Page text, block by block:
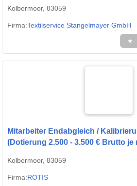
Kolbermoor, 83059
Firma:Textilservice Stangelmayer GmbH
★
Mitarbeiter Endabgleich /
(Dotierung 2.500 - 3.500 € Brutto
Kolbermoor, 83059
Firma:ROTIS